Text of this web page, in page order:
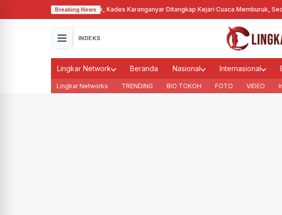
Breaking News
Tanah Bengkok, Kades Karanganyar Ditangkap Kejari·Cuaca Memburuk,
INDEKS
Lingkar Network Beranda Nasional Internasional
Lingkar Networks TRENDING BIO TOKOH FOTO VIDEO